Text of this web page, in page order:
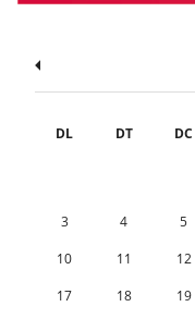
DL DT DC
3
4 5
10
11 12
17
18 19